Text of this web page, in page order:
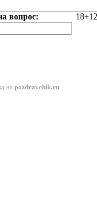
вопрос:
на pozdravchik.ru